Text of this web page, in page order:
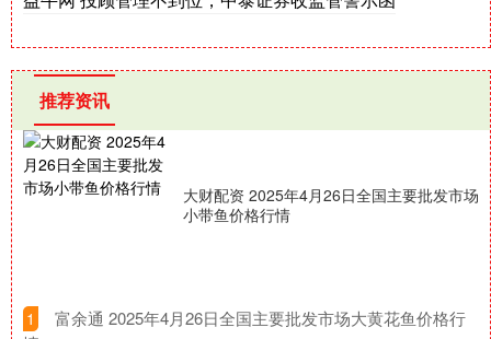
推荐资讯
大财配资 2025年4月26日全国主要批发市场
小带鱼价格行情
1
​富余通 2025年4月26日全国主要批发市场大黄花鱼价格行